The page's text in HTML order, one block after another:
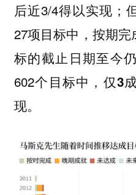
后近3/4得以实现；
27项目标中，按期
标的截止日期至今
602个目标中， 仅3
现。